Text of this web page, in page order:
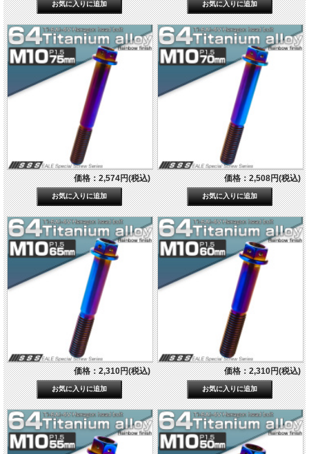
価格：2,574円(税込) 価格：2,508円(税込)
価格：2,310円(税込) 価格：2,310円(税込)